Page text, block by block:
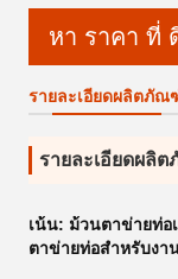
หา ราคา ที่
รายละเอียดผลิตภัณ
รายละเอียดผลิ
เน้น: ม้วนตาข่ายท่อ
ตาข่ายท่อสำหรับงา